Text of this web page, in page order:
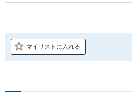
マイリストに入れる